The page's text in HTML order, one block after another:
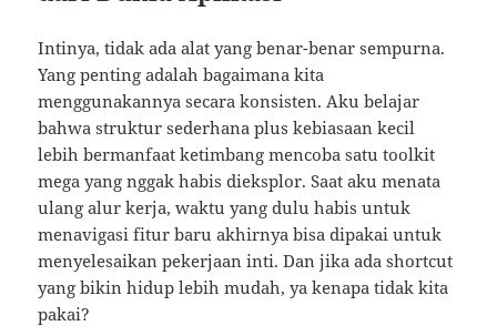
Intinya, tidak ada alat yang benar-benar sempurna.
Yang penting adalah bagaimana kita
menggunakannya secara konsisten. Aku belajar
bahwa struktur sederhana plus kebiasaan kecil
lebih bermanfaat ketimbang mencoba satu toolkit
mega yang nggak habis dieksplor. Saat aku menata
ulang alur kerja, waktu yang dulu habis untuk
menavigasi fitur baru akhirnya bisa dipakai untuk
menyelesaikan pekerjaan inti. Dan jika ada shortcut
yang bikin hidup lebih mudah, ya kenapa tidak kita
pakai?